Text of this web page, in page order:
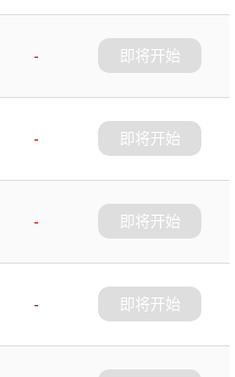
-
即将开始
-
即将开始
-
即将开始
-
即将开始